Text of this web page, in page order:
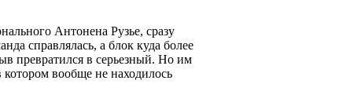
Антонена Рузье, сразу
справлялась, а блок куда более
превратился в серьезный. Но им
вообще не находилось